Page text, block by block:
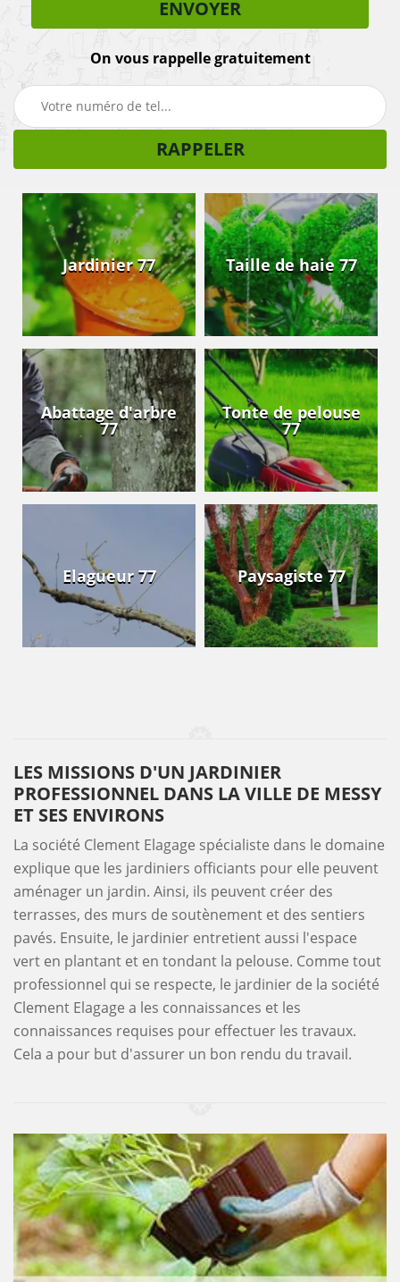
On vous rappelle gratuitement
Jardinier 77 Taille de haie 77
Abattage d'arbre
77
Tonte de pelouse
77
Elagueur 77 Paysagiste 77
LES MISSIONS D'UN JARDINIER
PROFESSIONNEL DANS LA VILLE DE MESSY
ET SES ENVIRONS
La société Clement Elagage spécialiste dans le domaine
explique que les jardiniers officiants pour elle peuvent
aménager un jardin. Ainsi, ils peuvent créer des
terrasses, des murs de soutènement et des sentiers
pavés. Ensuite, le jardinier entretient aussi l'espace
vert en plantant et en tondant la pelouse. Comme tout
professionnel qui se respecte, le jardinier de la société
Clement Elagage a les connaissances et les
connaissances requises pour effectuer les travaux.
Cela a pour but d'assurer un bon rendu du travail.